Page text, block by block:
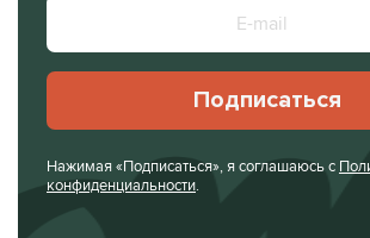
Подписаться
Нажимая «Подписаться», я соглашаюсь с
конфиденциальности.